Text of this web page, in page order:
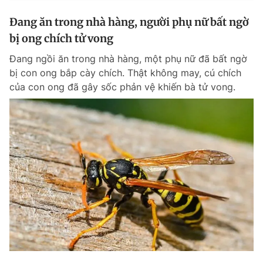
Đang ăn trong nhà hàng, người phụ nữ bất ngờ
bị ong chích tử vong
Đang ngồi ăn trong nhà hàng, một phụ nữ đã bất ngờ
bị con ong bắp cày chích. Thật không may, cú chích
của con ong đã gây sốc phản vệ khiến bà tử vong.